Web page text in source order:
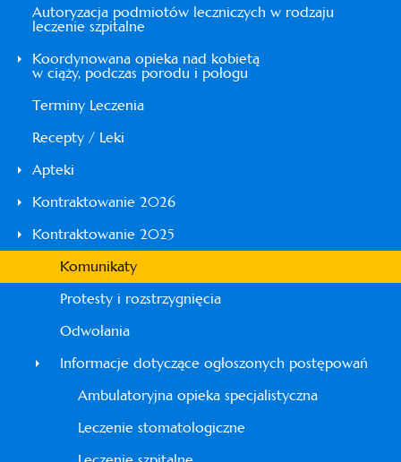
Autoryzacja podmiotów leczniczych w rodzaju
leczenie szpitalne
Koordynowana opieka nad kobietą
w ciąży, podczas porodu i połogu
Terminy Leczenia
Recepty / Leki
Apteki
Kontraktowanie 2026
Kontraktowanie 2025
Komunikaty
Protesty i rozstrzygnięcia
Odwołania
Informacje dotyczące ogłoszonych postępowań
Ambulatoryjna opieka specjalistyczna
Leczenie stomatologiczne